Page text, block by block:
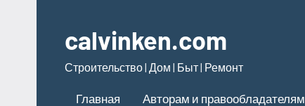
содержимому
calvinken.com
Строительство | Дом | Быт | Ремонт
Главная Авторам и правообладателям